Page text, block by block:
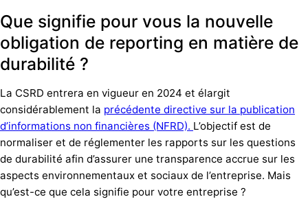
Que signifie pour vous la nouvelle
obligation de reporting en matière de
durabilité ?
La CSRD entrera en vigueur en 2024 et élargit
considérablement la précédente directive sur la publication
d’informations non financières (NFRD). L’objectif est de
normaliser et de réglementer les rapports sur les questions
de durabilité afin d’assurer une transparence accrue sur les
aspects environnementaux et sociaux de l’entreprise. Mais
qu’est-ce que cela signifie pour votre entreprise ?